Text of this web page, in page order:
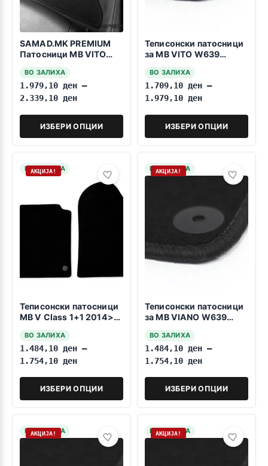
SAMAD.MK PREMIUM
Патосници MB VITO
ВО ЗАЛИХА
1.979,10 ден –
2.339,10 ден
ИЗБЕРИ ОПЦИИ
Теписонски патосници
за MB VITO W639
ВО ЗАЛИХА
1.709,10 ден –
1.979,10 ден
ИЗБЕРИ ОПЦИИ
НА ЗАЛИХА
АКЦИЈА!
Теписонски патосници
MB V Class 1+1 2014>>
ВО ЗАЛИХА
1.484,10 ден –
1.754,10 ден
ИЗБЕРИ ОПЦИИ
НА ЗАЛИХА
АКЦИЈА!
Теписонски патосници
за MB VIANO W639
ВО ЗАЛИХА
1.484,10 ден –
1.754,10 ден
ИЗБЕРИ ОПЦИИ
НА ЗАЛИХА
АКЦИЈА! НА ЗАЛИХА
АКЦИЈА!